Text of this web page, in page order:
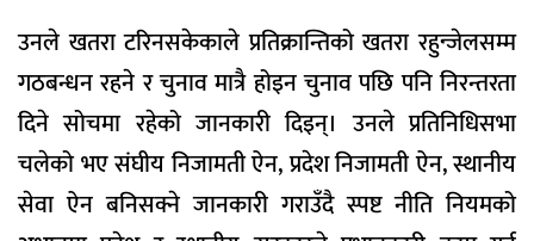
उनले खतरा टरिनसकेकाले प्रतिक्रान्तिको खतरा रहुन्जेलसम्म
गठबन्धन रहने र चुनाव मात्रै होइन चुनाव पछि पनि निरन्तरता
दिने सोचमा रहेको जानकारी दिइन्। उनले प्रतिनिधिसभा
चलेको भए संघीय निजामती ऐन, प्रदेश निजामती ऐन, स्थानीय
सेवा ऐन बनिसक्ने जानकारी गराउँदै स्पष्ट नीति नियमको